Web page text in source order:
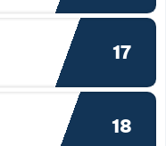
17
18